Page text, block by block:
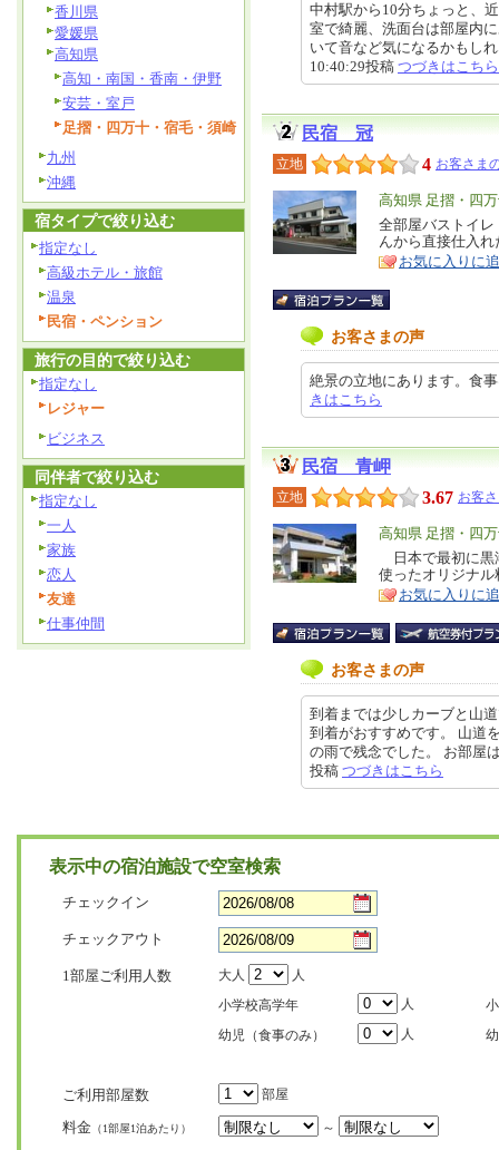
中村駅から10分ちょっと、
室で綺麗、洗面台は部屋内
いて音など気になるかもし
10:40:29投稿 つづきはこちら
民宿 冠
立地 4 お客さま
エ
リ
ア
高知県 足摺・四
特
徴
全部屋バストイ
んから直接仕入
お気に入りに
お客さまの声
絶景の立地にあります。食
きはこちら
民宿 青岬
立地 3.67 お客
エ
リ
ア
高知県 足摺・四
特
徴
日本で最初に黒
使ったオリジナ
お気に入りに
お客さまの声
到着までは少しカーブと山
到着がおすすめです。 山道
の雨で残念でした。 お部屋
投稿 つづきはこちら
香川県
愛媛県
高知県
高知・南国・香南・伊野
安芸・室戸
足摺・四万十・宿毛・須崎
九州
沖縄
宿タイプで絞り込む
指定なし
高級ホテル・旅館
温泉
民宿・ペンション
旅行の目的で絞り込む
指定なし
レジャー
ビジネス
同伴者で絞り込む
指定なし
一人
家族
恋人
友達
仕事仲間
表示中の宿泊施設で空室検索
チェックイン
チェックアウト
1部屋ご利用人数 大人
人
小学校高学年
人
幼児（食事のみ）
人
ご利用部屋数 部屋
料金 （1部屋1泊あたり） ～